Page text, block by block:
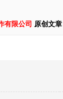
有限公司 原创文